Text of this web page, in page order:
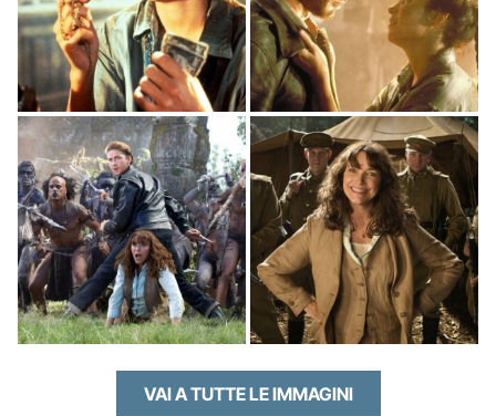
VAI A TUTTE LE IMMAGINI